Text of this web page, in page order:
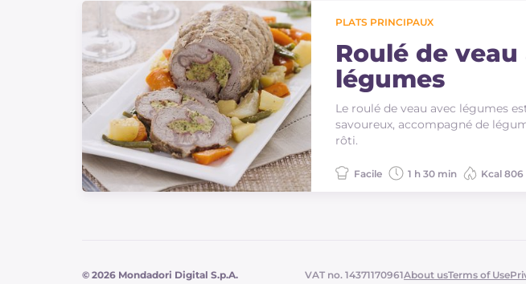
PLATS PRINCIPAUX
Roulé de veau
légumes
Le roulé de veau avec légumes
savoureux, accompagné de
rôti.
Facile 1 h 30 min Kcal 806
© 2026 Mondadori Digital S.p.A. VAT no. 14371170961About usTerms of Use